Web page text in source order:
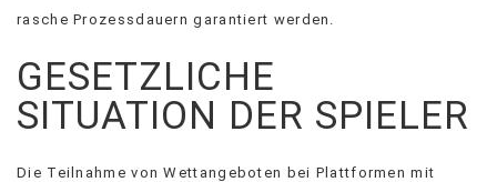
rasche Prozessdauern garantiert werden.
GESETZLICHE
SITUATION DER SPIELER
Die Teilnahme von Wettangeboten bei Plattformen mit